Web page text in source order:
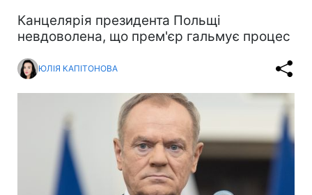
Канцелярія президента Польщі
невдоволена, що прем'єр гальмує процес
ЮЛІЯ КАПІТОНОВА